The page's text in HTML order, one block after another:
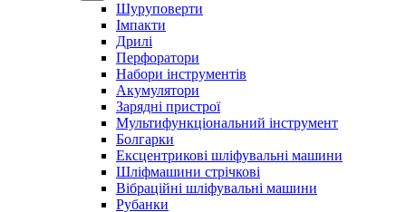
Шуруповерти
Імпакти
Дрилі
Перфоратори
Набори інструментів
Акумулятори
Зарядні пристрої
Мультифункціональний інструмент
Болгарки
Ексцентрикові шліфувальні машини
Шліфмашини стрічкові
Вібраційні шліфувальні машини
Рубанки